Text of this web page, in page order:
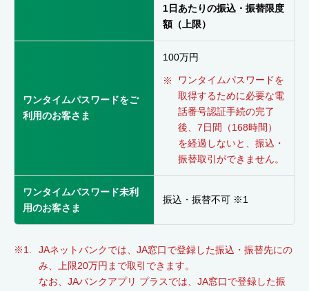
1日あたりの振込・振替限度
額（上限）
ワンタイムパスワードをご
利用のお客さま
100万円
ワンタイムパスワードを
取得するために必要な電
話番号認証手続の完了
後、7日間（168時間）
を経過しないと、振込・
振替取引ができません。
ワンタイムパスワード未利
用のお客さま
振込・振替不可 ※1
JAネットバンクでは、JA窓口で登録した振込・振替先にの
み、上限20万円まで取引できます。
なお、JAバンクアプリ プラスでは、JA窓口で登録した振